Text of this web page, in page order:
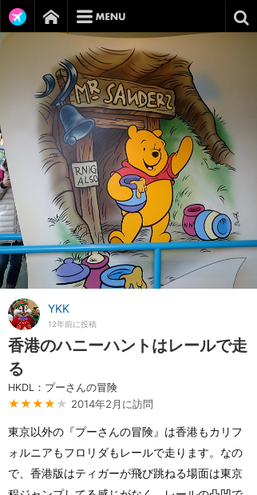
YKK
12年前に投稿
香港のハニーハントはレールで走
る
HKDL：プーさんの冒険
★★★★ ★ 2014年2月に訪問
東京以外の『プーさんの冒険』は香港もカリフ
ォルニアもフロリダもレールで走ります。なの
で、香港版はティガーが飛び跳ねる場面は東京